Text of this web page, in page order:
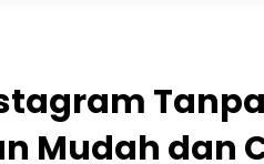
Tanpa
Mudah dan